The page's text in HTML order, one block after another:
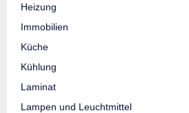
Heizung
Immobilien
Küche
Kühlung
Laminat
Lampen und Leuchtmittel